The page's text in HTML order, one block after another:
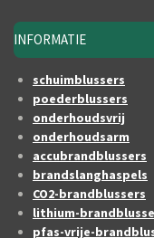
INFORMATIE
schuimblussers
poederblussers
onderhoudsvrij
onderhoudsarm
accubrandblussers
brandslanghaspels
CO2-brandblussers
lithium-
pfas-vrije-